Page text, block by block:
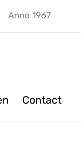
Anno 1967
Contact